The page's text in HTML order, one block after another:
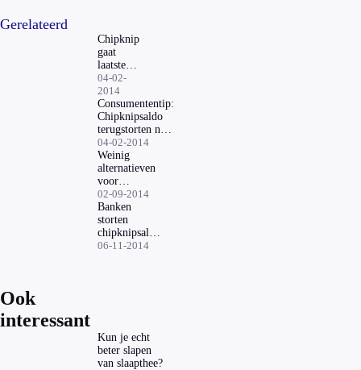
Gerelateerd
Chipknip
gaat
laatste
jaar in
04-02-
2014
Consumententip:
Chipknipsaldo
terugstorten naar
bankrekening
04-02-2014
Weinig
alternatieven
voor
chipknip
02-09-2014
Banken
storten
chipknipsaldo
terug
06-11-2014
Ook
interessant
Kun je echt
beter slapen
van slaapthee?